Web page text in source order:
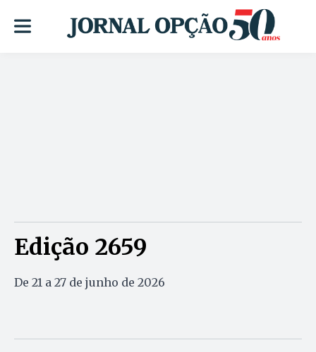
Edição 2659
De 21 a 27 de junho de 2026